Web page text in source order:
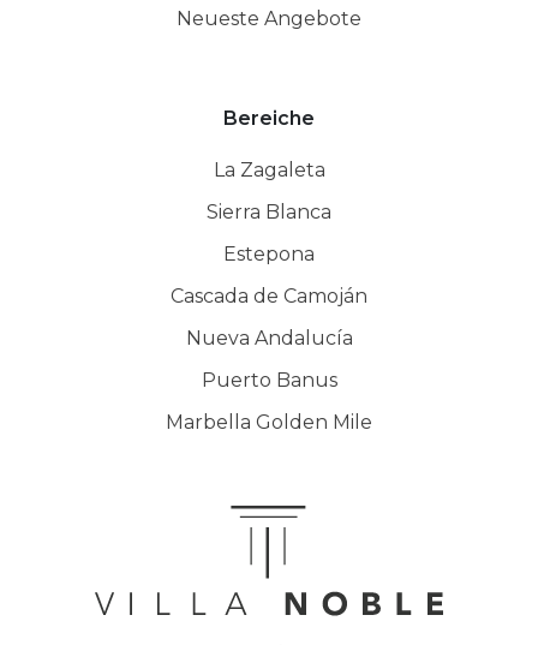
Neueste Angebote
Bereiche
La Zagaleta
Sierra Blanca
Estepona
Cascada de Camoján
Nueva Andalucía
Puerto Banus
Marbella Golden Mile